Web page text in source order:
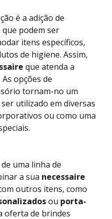
é a adição de
podem ser
itens específicos,
de higiene. Assim,
que atenda a
opções de
tornam-no um
utilizado em diversas
ou como uma
uma linha de
a sua necessaire
outros itens, como
ou porta-
oferta de brindes